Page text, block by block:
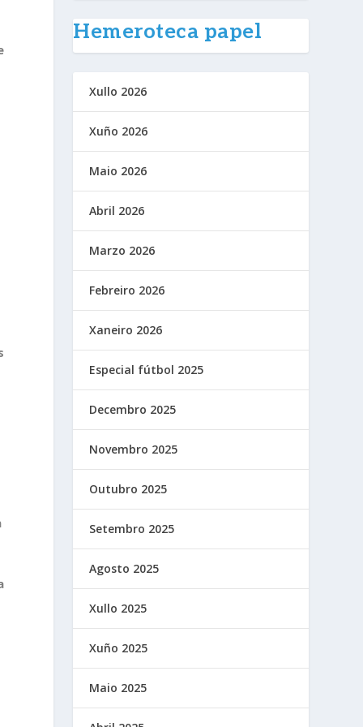
Hemeroteca papel
Xullo 2026
Xuño 2026
Maio 2026
Abril 2026
Marzo 2026
Febreiro 2026
Xaneiro 2026
Especial fútbol 2025
Decembro 2025
Novembro 2025
Outubro 2025
Setembro 2025
Agosto 2025
Xullo 2025
Xuño 2025
Maio 2025